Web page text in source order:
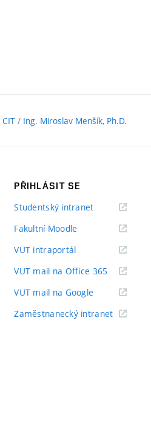
CIT / Ing. Miroslav Menšík, Ph.D.
PŘIHLÁSIT SE
Studentský intranet(externí
Fakultní Moodle
VUT intraportál(externí
VUT mail na Office 365 (externí
odkaz)
VUT mail na Google (externí
Zaměstnanecký intranet(externí